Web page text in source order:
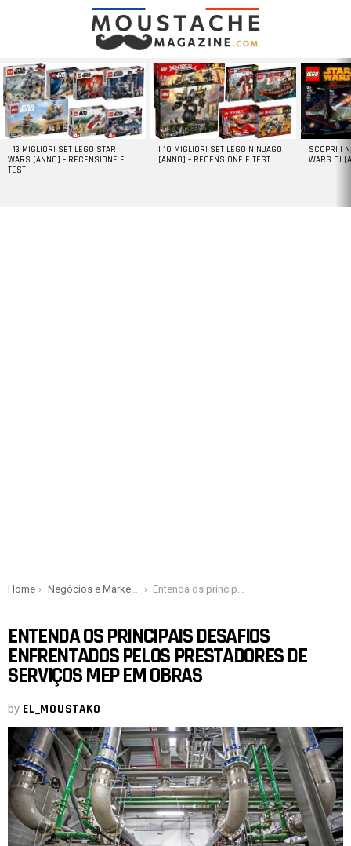
LATEST
STORIES
I 13 MIGLIORI SET LEGO STAR
WARS [ANNO] – RECENSIONE E
TEST
I 10 MIGLIORI SET LEGO NINJAGO
[ANNO] – RECENSIONE E TEST
SCOPRI I
WARS DI
You are here:
Home Negócios e Marketing Entenda os principais desafios enfrentados pelos prestadores de serviços MEP em obras
ENTENDA OS PRINCIPAIS DESAFIOS
ENFRENTADOS PELOS PRESTADORES DE
SERVIÇOS MEP EM OBRAS
by EL_MOUSTAKO